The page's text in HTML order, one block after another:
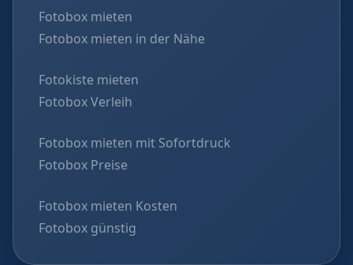
Fotobox mieten
Fotobox mieten in der Nähe
Fotokiste mieten
Fotobox Verleih
Fotobox mieten mit Sofortdruck
Fotobox Preise
Fotobox mieten Kosten
Fotobox günstig